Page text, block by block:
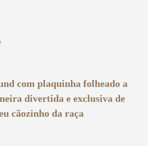
com plaquinha folheado a
divertida e exclusiva de
cãozinho da raça